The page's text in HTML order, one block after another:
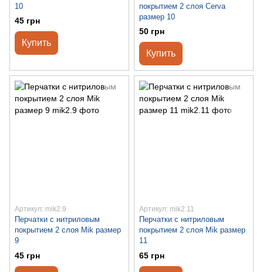
10
45 грн
Купить
покрытием 2 слоя Cerva
размер 10
50 грн
Купить
Артикул: mik2.9
Перчатки с нитриловым
покрытием 2 слоя Mik размер
9
45 грн
Артикул: mik2.11
Перчатки с нитриловым
покрытием 2 слоя Mik размер
11
65 грн